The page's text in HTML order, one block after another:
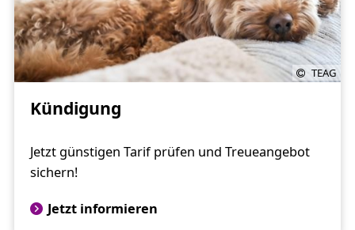
TEAG
Kündigung
Jetzt günstigen Tarif prüfen und Treueangebot
sichern!
Jetzt informieren